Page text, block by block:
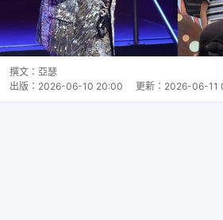
撰文： 亞瑟
出版： 2026-06-10 20:00 更新： 2026-06-11